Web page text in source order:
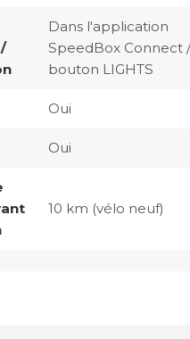
Dans l'application
SpeedBox Connect
bouton LIGHTS
Oui
Oui
10 km (vélo neuf)